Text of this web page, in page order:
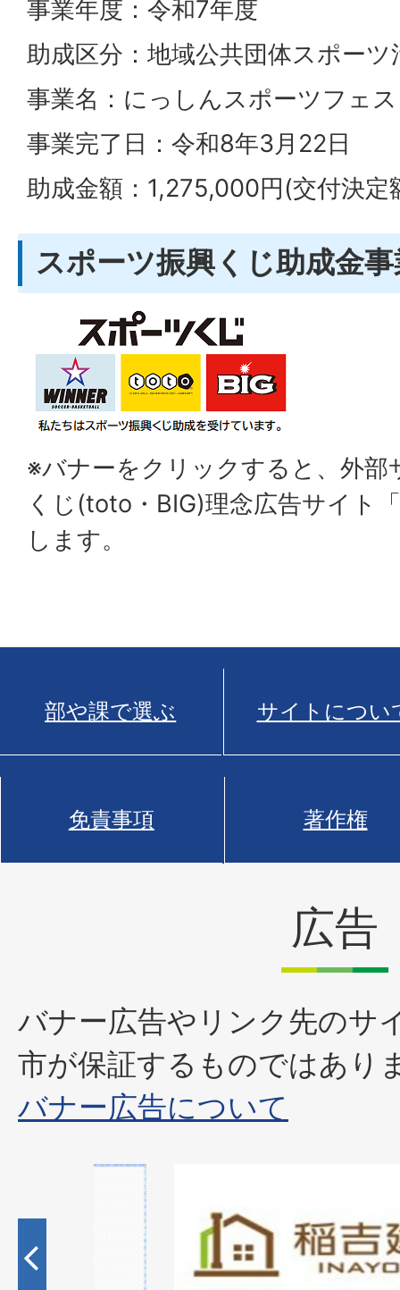
事業年度：令和7年度
助成区分：地域公共団体スポーツ
事業名：にっしんスポーツフェ
事業完了日：令和8年3月22日
助成金額：1,275,000円(交付決定
スポーツ振興くじ助成金
※バナーをクリックすると、外部
くじ(toto・BIG)理念広告サイト
します。
部や課で選ぶ サイトについ
免責事項 著作権
広告
バナー広告やリンク先のサ
市が保証するものではあり
バナー広告について
枚
目